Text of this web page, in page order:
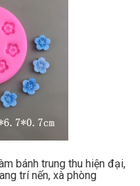
bánh trung thu hiện đại,
trí nến, xà phòng